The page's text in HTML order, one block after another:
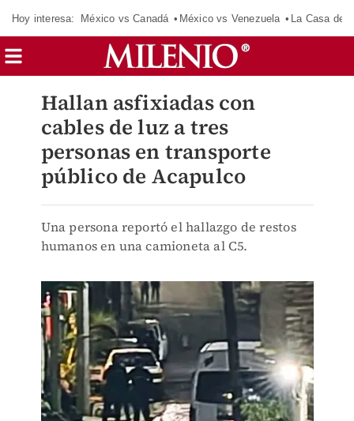
Hoy interesa: México vs Canadá México vs Venezuela La Casa de
Hallan asfixiadas con
cables de luz a tres
personas en transporte
público de Acapulco
Una persona reportó el hallazgo de restos
humanos en una camioneta al C5.